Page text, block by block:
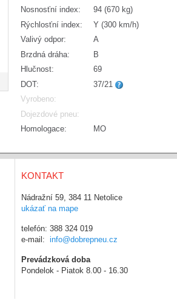
Nosnosťní index:
94 (670 kg)
Rýchlosťní index:
Y (300 km/h)
Valivý odpor:
A
Brzdná dráha:
B
Hlučnost:
69
DOT:
37/21
Vyrobeno:
Dojezdové pneu:
Homologace:
MO
KONTAKT
Nádražní 59, 384 11 Netolice
ukázať na mape
telefón: 388 324 019
e-mail: info@dobrepneu.cz
Prevádzková doba
Pondelok - Piatok 8.00 - 16.30